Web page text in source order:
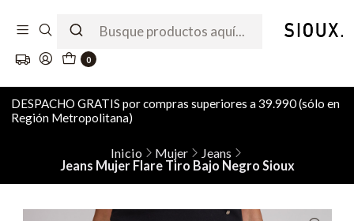
0
DESPACHO GRATIS por compras superiores a 39.990 (sólo en
Región Metropolitana)
Inicio Mujer
Jeans
Jeans Mujer Flare Tiro Bajo Negro Sioux